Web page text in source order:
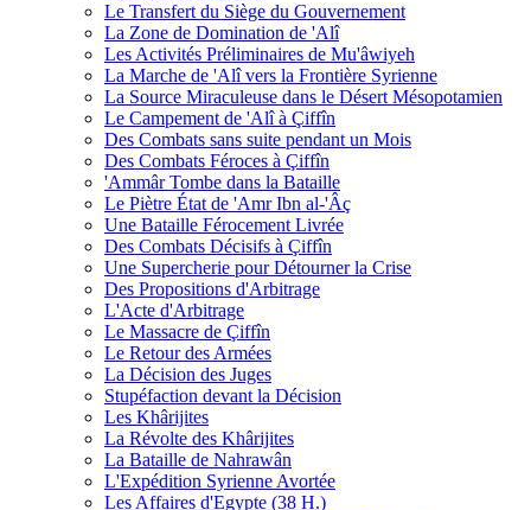
Le Transfert du Siège du Gouvernement
La Zone de Domination de 'Alî
Les Activités Préliminaires de Mu'âwiyeh
La Marche de 'Alî vers la Frontière Syrienne
La Source Miraculeuse dans le Désert Mésopotamien
Le Campement de 'Alî à Çiffîn
Des Combats sans suite pendant un Mois
Des Combats Féroces à Çiffîn
'Ammâr Tombe dans la Bataille
Le Piètre État de 'Amr Ibn al-'Âç
Une Bataille Férocement Livrée
Des Combats Décisifs à Çiffîn
Une Supercherie pour Détourner la Crise
Des Propositions d'Arbitrage
L'Acte d'Arbitrage
Le Massacre de Çiffîn
Le Retour des Armées
La Décision des Juges
Stupéfaction devant la Décision
Les Khârijites
La Révolte des Khârijites
La Bataille de Nahrawân
L'Expédition Syrienne Avortée
Les Affaires d'Egypte (38 H.)